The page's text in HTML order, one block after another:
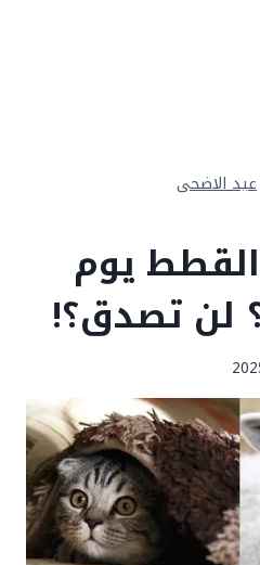
عيد الاضحى
يوم
لن تصدق؟!